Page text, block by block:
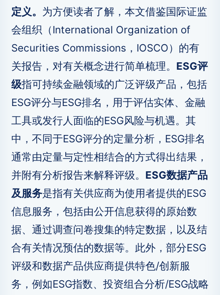
定义。 为方便读者了解，本文借鉴国际证监
会组织（International Organization of
Securities Commissions，IOSCO）的有
关报告，对有关概念进行简单梳理。 ESG评
级指可持续金融领域的广泛评级产品，包括
ESG评分与ESG排名，用于评估实体、金融
工具或发行人面临的ESG风险与机遇。其
中，不同于ESG评分的定量分析，ESG排名
通常由定量与定性相结合的方式得出结果，
并附有分析报告来解释评级。 ESG数据产品
及服务是指有关供应商为使用者提供的ESG
信息服务，包括由公开信息获得的原始数
据、通过调查问卷搜集的特定数据，以及结
合有关情况预估的数据等。此外，部分ESG
评级和数据产品供应商提供特色/创新服
务，例如ESG指数、投资组合分析/ESG战略